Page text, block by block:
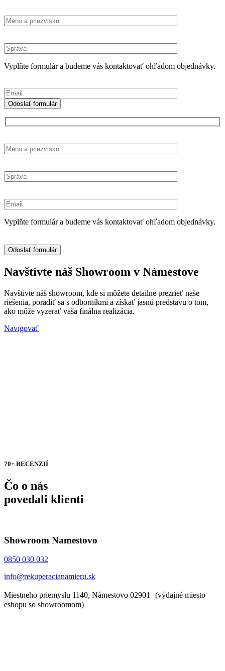
Vyplňte formulár a budeme vás kontaktovať ohľadom objednávky.
Vyplňte formulár a budeme vás kontaktovať ohľadom objednávky.
Navštívte náš Showroom v Námestove
Navštívte náš showroom, kde si môžete detailne prezrieť naše
riešenia, poradiť sa s odborníkmi a získať jasnú predstavu o tom,
ako môže vyzerať vaša finálna realizácia.
Navigovať
70+ RECENZIÍ
Čo o nás
povedali klienti
Showroom Namestovo
0850 030 032
info@rekuperacianamieru.sk
Miestneho priemyslu 1140, Námestovo 02901 (výdajné miesto
eshopu so showroomom)